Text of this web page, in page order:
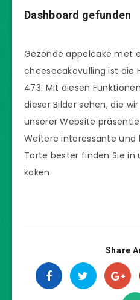
Dashboard gefunden
Gezonde appelcake met
cheesecakevulling ist die
473. Mit diesen
dieser Bilder sehen, die
unserer Website
Weitere interessante und
Torte bester finden Sie in
koken.
Share